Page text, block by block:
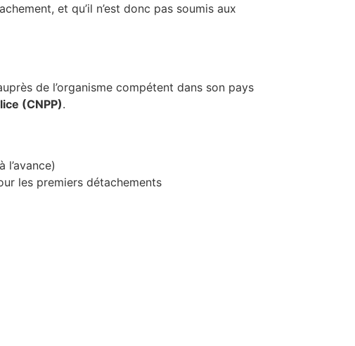
et qu’il n’est donc pas soumis aux
de l’organisme compétent dans son pays
(CNPP).
l’avance)
les premiers détachements